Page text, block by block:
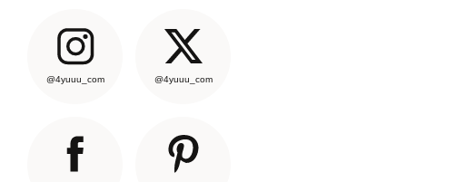
@4yuuu_com @4yuuu_com